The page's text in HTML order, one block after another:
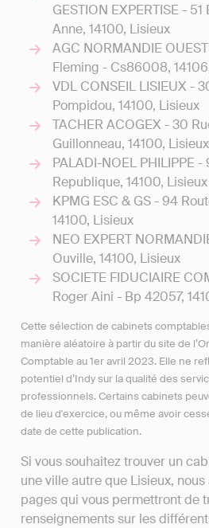
GESTION EXPERTISE -
Anne, 14100, Lisieux
AGC NORMANDIE
Fleming - Cs86008,
VDL CONSEIL LISIEUX -
Pompidou, 14100, Lisieux
TACHER ACOGEX - 30
Guillonneau, 14100, Lisieux
PALADI-NOEL PHILIPPE -
Republique, 14100, Lisieux
KPMG ESC & GS - 94
14100, Lisieux
NEO EXPERT
Ouville, 14100, Lisieux
SOCIETE FIDUCIAIRE
Roger Aini - Bp 42057,
Cette sélection de cabinets
manière aléatoire à partir du site de
Comptable au 1er avril 2023. Elle ne
potentiel d’Indy sur la qualité des
professionnels. Certains cabinets
de lieu d'exercice, ou même avoir
date de cette publication.
Si vous souhaitez trouver un
une ville autre que Lisieux,
pages qui vous permettront de
renseignements sur les